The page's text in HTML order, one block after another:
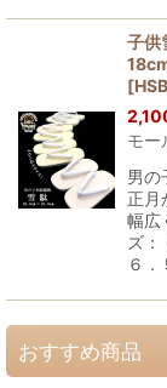
子供
[
モー
男の
正月
幅広
ズ
６
おすすめ商品